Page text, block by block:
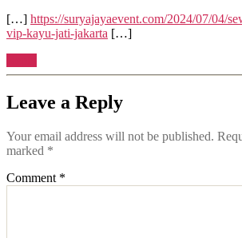
[…] https://suryajayaevent.com/2024/07/04/
vip-kayu-jati-jakarta […]
Leave a Reply
Your email address will not be published.
marked *
Comment *